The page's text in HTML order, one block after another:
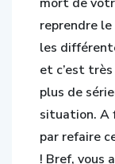
mort de
reprendre
les
et c’est
plus de
situation. A
par refaire
! Bref, vous